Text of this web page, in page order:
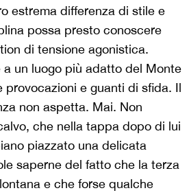
estrema differenza di stile e
possa presto conoscere
di tensione agonistica.
a un luogo più adatto del Monte
provocazioni e guanti di sfida. Il
non aspetta. Mai. Non
che nella tappa dopo di lui
piazzato una delicata
saperne del fatto che la terza
e che forse qualche